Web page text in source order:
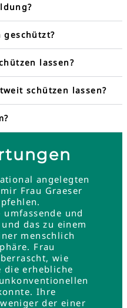
geschützt?
lassen?
schützen lassen?
angelegten
Frau Graeser
und
das zu einem
menschlich
Frau
wie
die erhebliche
Ihre
der einer